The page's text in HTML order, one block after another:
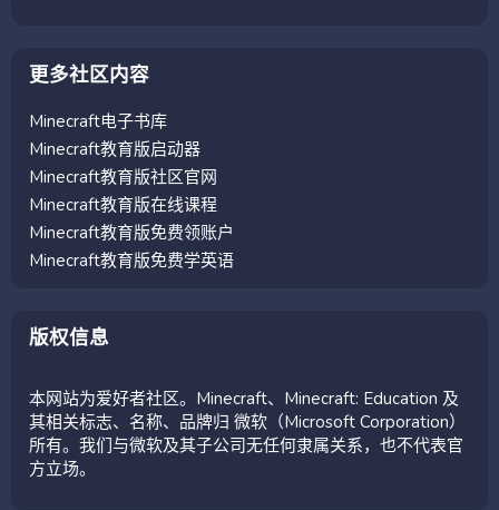
更多社区内容
Minecraft电子书库
Minecraft教育版启动器
Minecraft教育版社区官网
Minecraft教育版在线课程
Minecraft教育版免费领账户
Minecraft教育版免费学英语
版权信息
本网站为爱好者社区。Minecraft、Minecraft: Education 及
其相关标志、名称、品牌归 微软（Microsoft Corporation）
所有。我们与微软及其子公司无任何隶属关系，也不代表官
方立场。